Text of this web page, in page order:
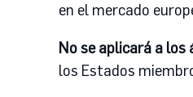
en el mercado
No se aplicará a los
los Estados